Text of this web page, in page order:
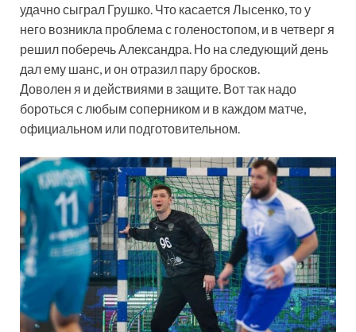
удачно сыграл Грушко. Что касается Лысенко, то у
него возникла проблема с голеностопом, и в четверг я
решил поберечь Александра. Но на следующий день
дал ему шанс, и он отразил пару бросков.
Доволен я и действиями в защите. Вот так надо
бороться с любым соперником и в каждом матче,
официальном или подготовительном.